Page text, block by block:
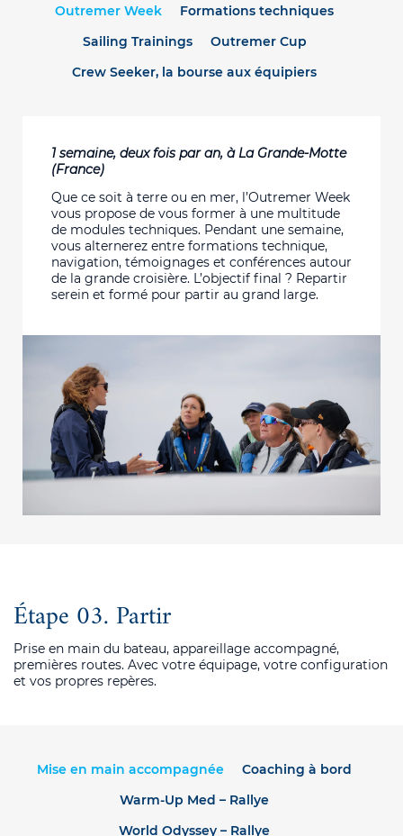
Outremer Week
Formations techniques
Sailing Trainings
Outremer Cup
Crew Seeker, la bourse aux équipiers
1 semaine, deux fois par an, à La Grande-Motte
(France)
Que ce soit à terre ou en mer, l’Outremer Week
vous propose de vous former à une multitude
de modules techniques. Pendant une semaine,
vous alternerez entre formations technique,
navigation, témoignages et conférences autour
de la grande croisière. L’objectif final ? Repartir
serein et formé pour partir au grand large.
Étape 03. Partir
Prise en main du bateau, appareillage accompagné,
premières routes. Avec votre équipage, votre configuration
et vos propres repères.
Mise en main accompagnée
Coaching à bord
Warm-Up Med – Rallye
World Odyssey – Rallye